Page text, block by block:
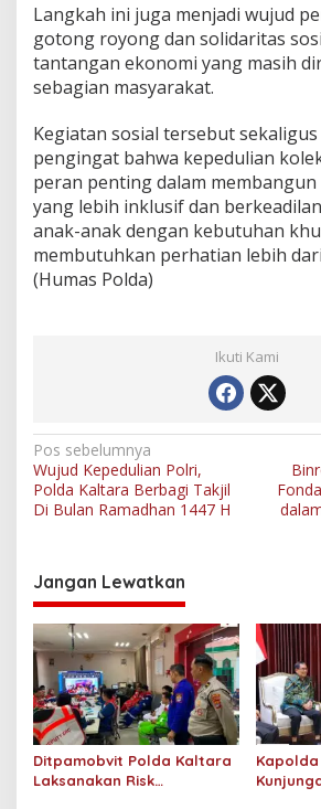
Langkah ini juga menjadi wujud
gotong royong dan solidaritas
tantangan ekonomi yang masih
sebagian masyarakat.
Kegiatan sosial tersebut
pengingat bahwa kepedulian
peran penting dalam
yang lebih inklusif dan
anak-anak dengan kebutuhan
membutuhkan perhatian lebih
(Humas Polda)
Ikuti Kami
N
a
v
g
a
s
i
p
o
s
Pos sebelumnya
Wujud Kepedulian Polri,
Polda Kaltara Berbagi Takjil
Di Bulan Ramadhan 1447 H
Jangan Lewatkan
Ditpamobvit Polda Kaltara
Laksanakan Risk